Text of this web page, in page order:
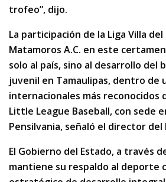
trofeo”, dijo.
La participación de la Liga Villa
Matamoros A.C. en este
solo al país, sino al desarrollo del
juvenil en Tamaulipas, dentro de
internacionales más reconocidos
Little League Baseball, con sede
Pensilvania, señaló el director del
El Gobierno del Estado, a través
mantiene su respaldo al deporte